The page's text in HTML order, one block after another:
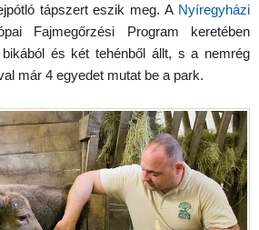
tápszert eszik meg. A Nyíregyházi
Fajmegőrzési Program keretében
és két tehénből állt, s a nemrég
már 4 egyedet mutat be a park.